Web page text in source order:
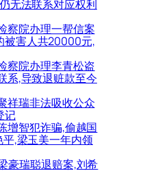
无法联系对应权利
察院办理一帮信案
被害人共20000元,
察院办理李青松盗
系,导致退赃款至今
祥瑞非法吸收公众
记
增智犯诈骗,偷越国
,梁玉美一年内领
豪瑞聪退赔案,刘希